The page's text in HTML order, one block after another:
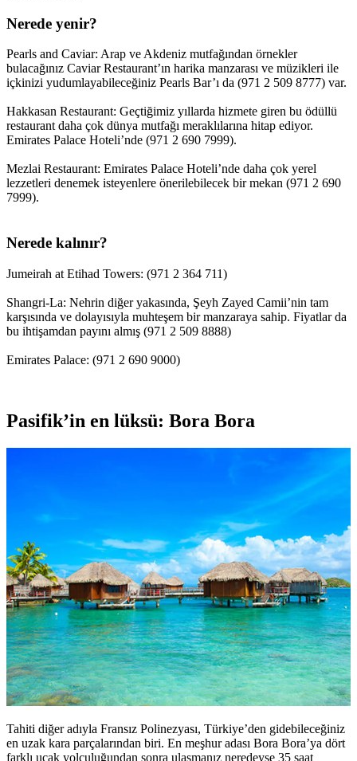
Nerede yenir?
Pearls and Caviar: Arap ve Akdeniz mutfağından örnekler
bulacağınız Caviar Restaurant’ın harika manzarası ve müzikleri ile
içkinizi yudumlayabileceğiniz Pearls Bar’ı da (971 2 509 8777) var.
Hakkasan Restaurant: Geçtiğimiz yıllarda hizmete giren bu ödüllü
restaurant daha çok dünya mutfağı meraklılarına hitap ediyor.
Emirates Palace Hoteli’nde (971 2 690 7999).
Mezlai Restaurant: Emirates Palace Hoteli’nde daha çok yerel
lezzetleri denemek isteyenlere önerilebilecek bir mekan (971 2 690
7999).
Nerede kalınır?
Jumeirah at Etihad Towers: (971 2 364 711)
Shangri-La: Nehrin diğer yakasında, Şeyh Zayed Camii’nin tam
karşısında ve dolayısıyla muhteşem bir manzaraya sahip. Fiyatlar da
bu ihtişamdan payını almış (971 2 509 8888)
Emirates Palace: (971 2 690 9000)
Pasifik’in en lüksü: Bora Bora
Tahiti diğer adıyla Fransız Polinezyası, Türkiye’den gidebileceğiniz
en uzak kara parçalarından biri. En meşhur adası Bora Bora’ya dört
farklı uçak yolculuğundan sonra ulaşmanız neredeyse 35 saat